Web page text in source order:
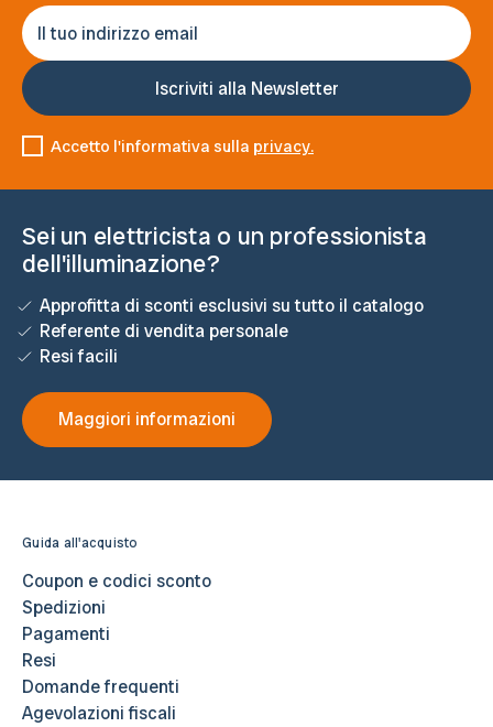
Accetto l'informativa sulla privacy.
Sei un elettricista o un professionista
dell'illuminazione?
Approfitta di sconti esclusivi su tutto il catalogo
Referente di vendita personale
Resi facili
Maggiori informazioni
Guida all'acquisto
Coupon e codici sconto
Spedizioni
Pagamenti
Resi
Domande frequenti
Agevolazioni fiscali